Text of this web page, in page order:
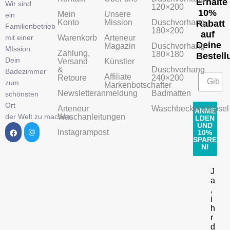
Wir sind
ein
Familienbetrieb
mit einer
MIssion:
Dein
Badezimmer
zum
schönsten
Ort
der Welt zu machen.
Mein
Konto
Warenkorb
Zahlung,
Versand
&
Retoure
Newsletteranmeldung
Arteneur
Waschanleitungen
Instagrampost
Unsere
Mission
Arteneur
Magazin
Künstler
Affiliate
Markenbotschafter
120×200
Duschvorhang
180×200
Duschvorhang
180×180
Duschvorhang
240×200
Badmatten
Waschbeckenstöpsel
Erhalte
10%
Rabatt
auf
Deine
ANME
LDEN
UND
10%
SPARE
N!
J
a
,
i
h
r
d